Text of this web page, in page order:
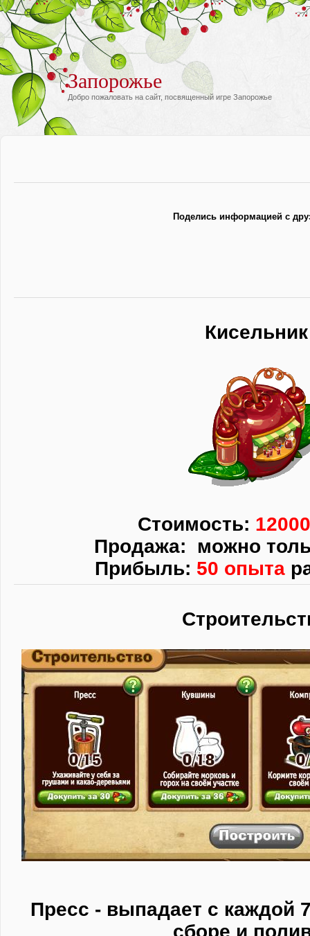
Запорожье
Добро пожаловать на сайт, посвященный игре Запорожье
Поделись информацией с
Кисельник
Стоимость:
Продажа: можно
Прибыль: 50 опыта
Пресс - выпадает с каждой
сборе и